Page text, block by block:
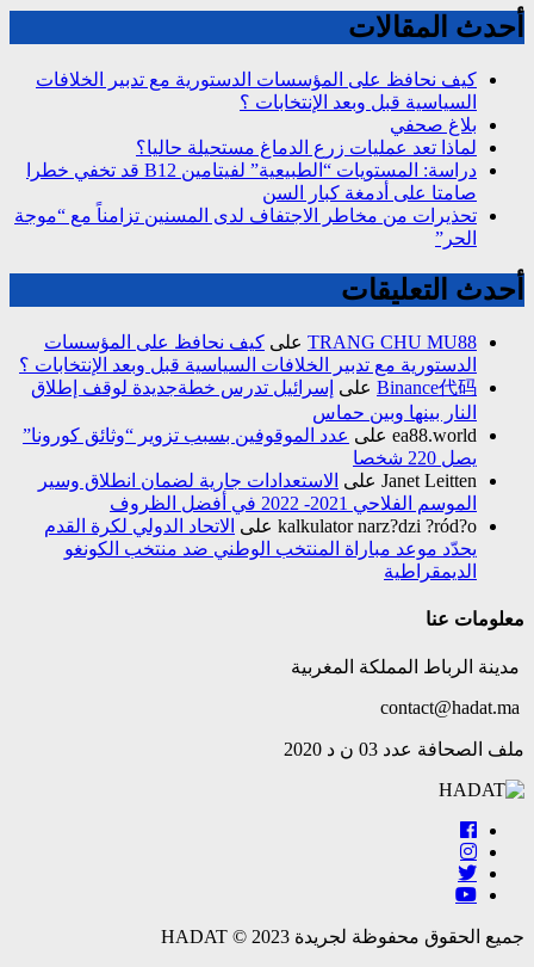
أحدث المقالات
كيف نحافظ على المؤسسات الدستورية مع تدبير الخلافات
السياسية قبل وبعد الإنتخابات ؟
بلاغ صحفي
لماذا تعد عمليات زرع الدماغ مستحيلة حاليا؟
دراسة: المستويات “الطبيعية” لفيتامين B12 قد تخفي خطرا
صامتا على أدمغة كبار السن
تحذيرات من مخاطر الاجتفاف لدى المسنين تزامناً مع “موجة
الحر”
أحدث التعليقات
TRANG CHU MU88 على كيف نحافظ على المؤسسات
الدستورية مع تدبير الخلافات السياسية قبل وبعد الإنتخابات ؟
Binance代码 على إسرائيل تدرس خطةجديدة لوقف إطلاق
النار بينها وبين حماس
ea88.world على عدد الموقوفين بسبب تزوير “وثائق كورونا”
يصل 220 شخصا
Janet Leitten على الاستعدادات جارية لضمان انطلاق وسير
الموسم الفلاحي 2021- 2022 في أفضل الظروف
kalkulator narz?dzi ?ród?o على الاتحاد الدولي لكرة القدم
يحدّد موعد مباراة المنتخب الوطني ضد منتخب الكونغو
الديمقراطية
معلومات عنا
مدينة الرباط المملكة المغربية
ملف الصحافة عدد 03 ن د 2020
جميع الحقوق محفوظة لجريدة HADAT © 2023